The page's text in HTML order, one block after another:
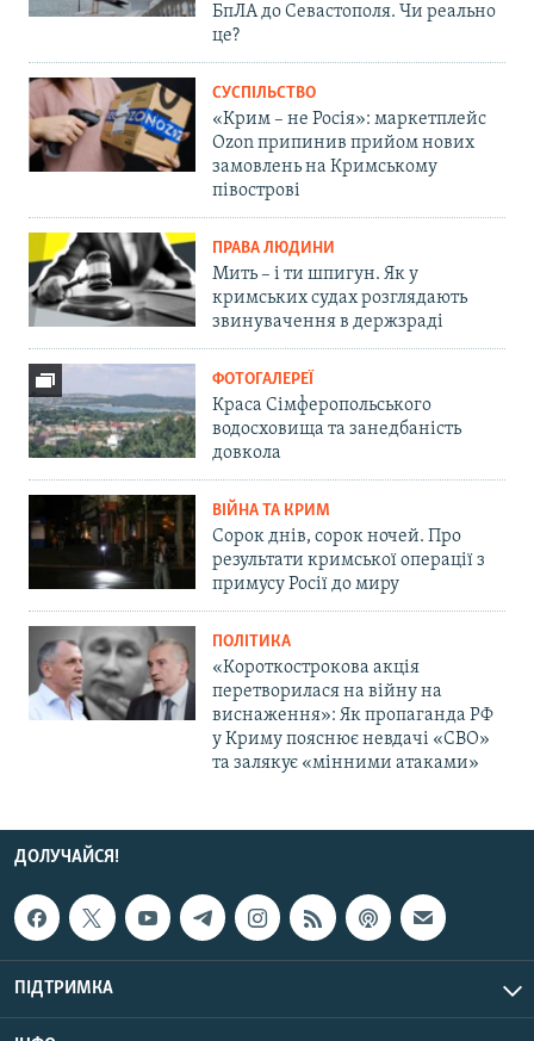
БпЛА до Севастополя. Чи реально
це?
СУСПІЛЬСТВО
«Крим – не Росія»: маркетплейс
Ozon припинив прийом нових
замовлень на Кримському
півострові
ПРАВА ЛЮДИНИ
Мить – і ти шпигун. Як у
кримських судах розглядають
звинувачення в держзраді
ФОТОГАЛЕРЕЇ
Краса Сімферопольського
водосховища та занедбаність
довкола
ВІЙНА ТА КРИМ
Сорок днів, сорок ночей. Про
результати кримської операції з
примусу Росії до миру
ПОЛІТИКА
«Короткострокова акція
перетворилася на війну на
виснаження»: Як пропаганда РФ
у Криму пояснює невдачі «СВО»
та залякує «мінними атаками»
ДОЛУЧАЙСЯ!
ПІДТРИМКА